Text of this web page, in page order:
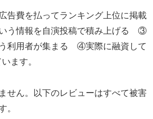
告費を払ってランキング上位に掲載
う情報を自演投稿で積み上げる ③
う利用者が集まる ④実際に融資して
ます。
せん。以下のレビューはすべて被害
。